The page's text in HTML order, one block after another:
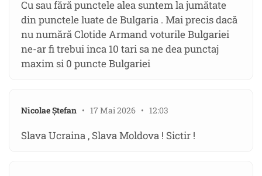
Cu sau fără punctele alea suntem la jumătate
din punctele luate de Bulgaria . Mai precis dacă
nu numără Clotide Armand voturile Bulgariei
ne-ar fi trebui inca 10 tari sa ne dea punctaj
maxim si 0 puncte Bulgariei
Nicolae Ștefan • 17 Mai 2026 • 12:03
Slava Ucraina , Slava Moldova ! Sictir !